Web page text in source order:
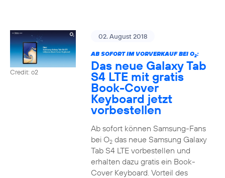
Credit: o2
02. August 2018
AB SOFORT IM VORVERKAUF BEI O2:
Das neue Galaxy Tab
S4 LTE mit gratis
Book-Cover
Keyboard jetzt
vorbestellen
Ab sofort können Samsung-Fans
bei O2das neue Samsung Galaxy
Tab S4 LTE vorbestellen und
erhalten dazu gratis ein Book-
Cover Keyboard. Vorteil des